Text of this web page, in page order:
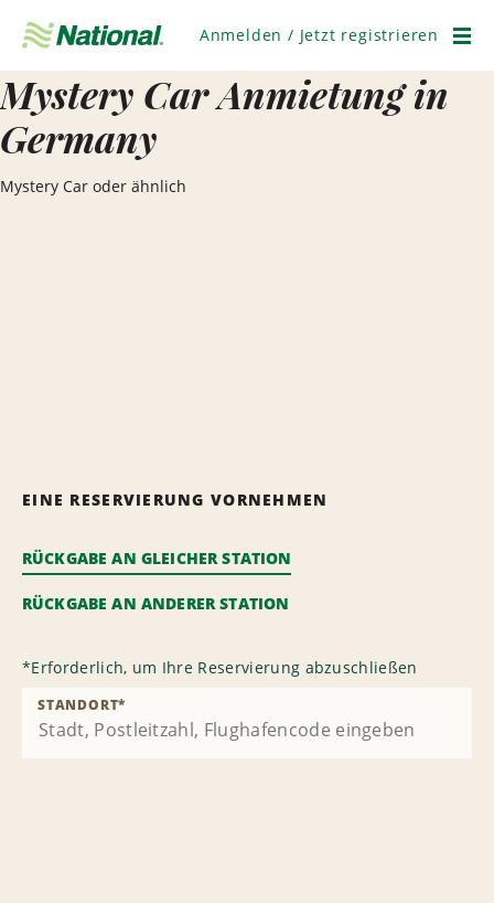
überspringen
Anmelden / Jetzt registrieren
Mystery Car Anmietung in
Germany
Mystery Car oder ähnlich
EINE RESERVIERUNG VORNEHMEN
RÜCKGABE AN GLEICHER STATION
RÜCKGABE AN ANDERER STATION
*Erforderlich, um Ihre Reservierung abzuschließen
STANDORT*